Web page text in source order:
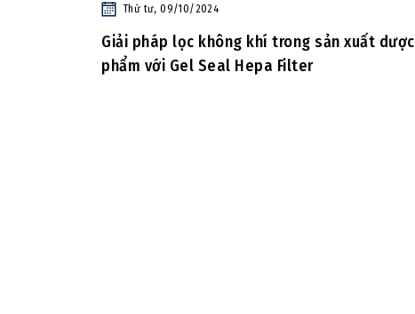
Thứ tư, 09/10/2024
Giải pháp lọc không khí trong sản xuất dược
phẩm với Gel Seal Hepa Filter